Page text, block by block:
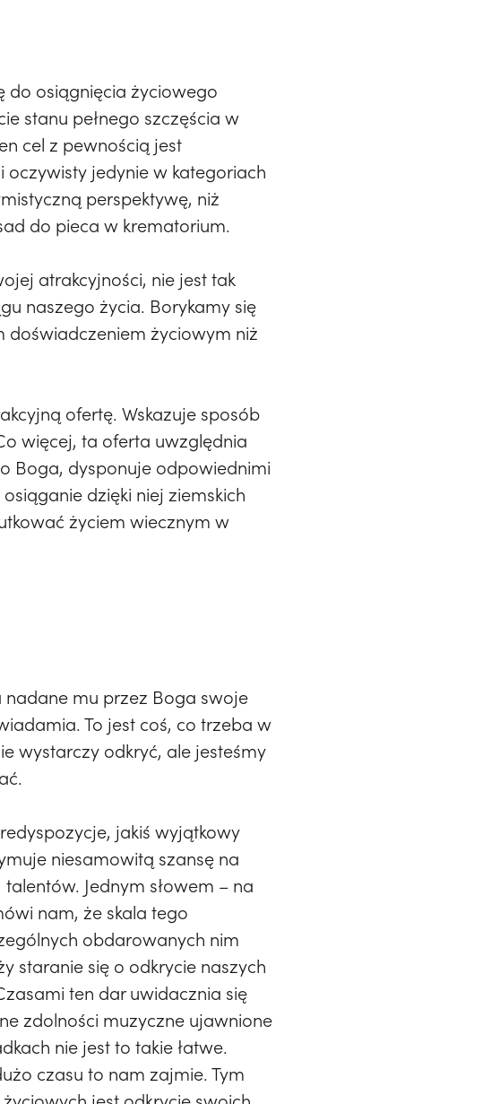
do osiągnięcia życiowego
stanu pełnego szczęścia w
cel z pewnością jest
oczywisty jedynie w kategoriach
perspektywę, niż
do pieca w krematorium.
atrakcyjności, nie jest tak
naszego życia. Borykamy się
doświadczeniem życiowym niż
ofertę. Wskazuje sposób
więcej, ta oferta uwzględnia
Boga, dysponuje odpowiednimi
dzięki niej ziemskich
życiem wiecznym w
nadane mu przez Boga swoje
To jest coś, co trzeba w
wystarczy odkryć, ale jesteśmy
jakiś wyjątkowy
niesamowitą szansę na
Jednym słowem – na
nam, że skala tego
obdarowanych nim
staranie się o odkrycie naszych
ten dar uwidacznia się
zdolności muzyczne ujawnione
nie jest to takie łatwe.
czasu to nam zajmie. Tym